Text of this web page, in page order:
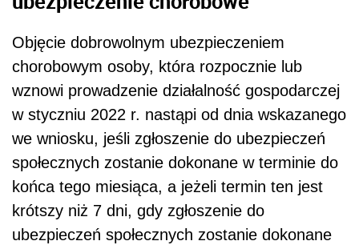
Objęcie dobrowolnym ubezpieczeniem
chorobowym osoby, która rozpocznie lub
wznowi prowadzenie działalność gospodarczej
w styczniu 2022 r. nastąpi od dnia wskazanego
we wniosku, jeśli zgłoszenie do ubezpieczeń
społecznych zostanie dokonane w terminie do
końca tego miesiąca, a jeżeli termin ten jest
krótszy niż 7 dni, gdy zgłoszenie do
ubezpieczeń społecznych zostanie dokonane